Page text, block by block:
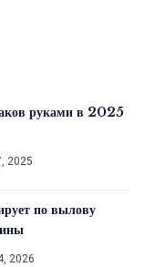
руками в 2025
2025
по вылову
2026